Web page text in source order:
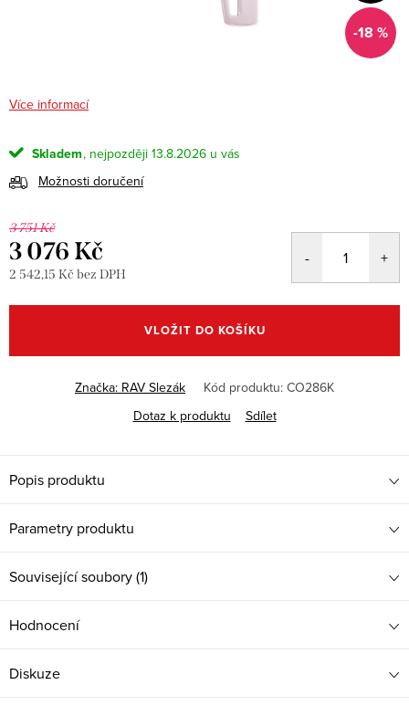
-18 %
Více informací
Skladem
13.8.2026
Možnosti doručení
3 751 Kč
3 076 Kč
2 542,15 Kč bez DPH
cena:
VLOŽIT DO KOŠÍKU
Značka: RAV Slezák Kód produktu: CO286K
Dotaz k produktu
Sdílet
Popis produktu
Parametry produktu
Související soubory (1)
Hodnocení
Diskuze